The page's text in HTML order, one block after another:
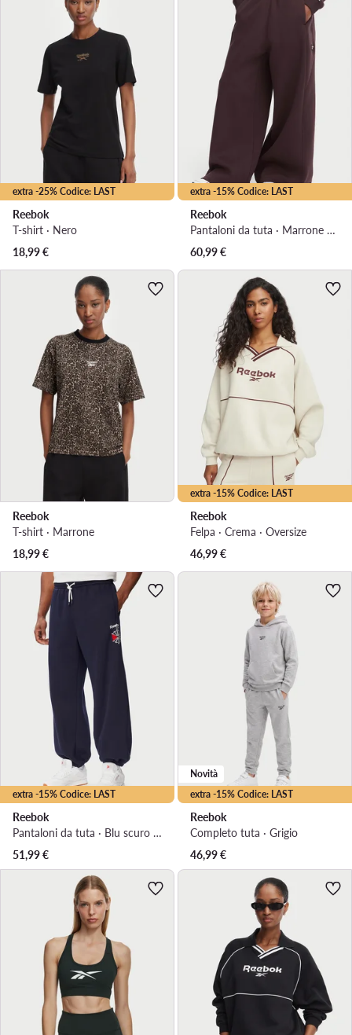
extra -25% Codice: LAST
Reebok
T-shirt · Nero
18,99€
extra -15% Codice: LAST
Reebok
Pantaloni da tuta · Marrone scuro · Regular Fit
60,99€
Reebok
T-shirt · Marrone
18,99€
extra -15% Codice: LAST
Reebok
Felpa · Crema · Oversize
46,99€
extra -15% Codice: LAST
Reebok
Pantaloni da tuta · Blu scuro · Regular Fit
51,99€
extra -15% Codice: LAST
Novità
Reebok
Completo tuta · Grigio
46,99€